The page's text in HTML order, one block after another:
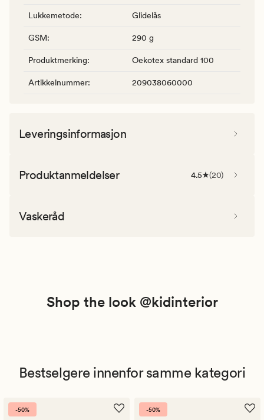
Lukkemetode: Glidelås
GSM: 290 g
Produktmerking: Oekotex standard 100
Artikkelnummer: 209038060000
Leveringsinformasjon
Produktanmeldelser 4.5 (20)
Vaskeråd
Shop the look @kidinterior
Bestselgere innenfor samme kategori
-50% -50%